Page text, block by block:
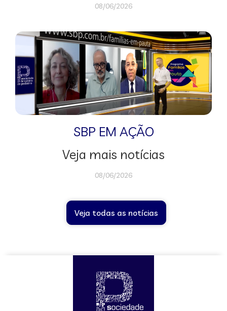
08/06/2026
SBP EM AÇÃO
Veja mais notícias
08/06/2026
Veja todas as notícias